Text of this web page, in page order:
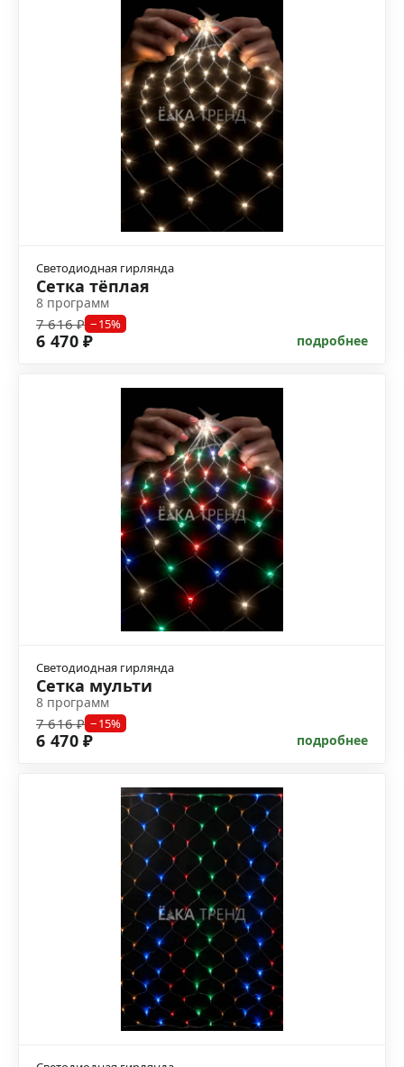
Светодиодная гирлянда
Сетка тёплая
8 программ
7 616 ₽ −15%
6 470 ₽ подробнее
Светодиодная гирлянда
Сетка мульти
8 программ
7 616 ₽ −15%
6 470 ₽ подробнее